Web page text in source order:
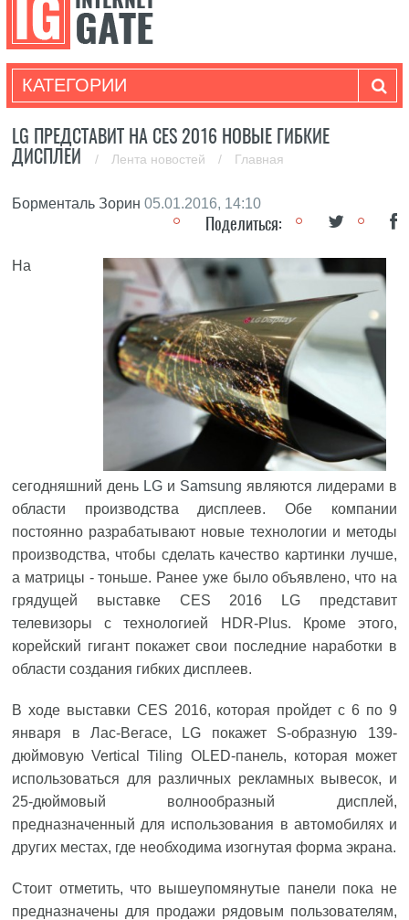
КАТЕГОРИИ
LG ПРЕДСТАВИТ НА CES 2016 НОВЫЕ ГИБКИЕ
ДИСПЛЕИ
/ Лента новостей / Главная
Борменталь Зорин 05.01.2016, 14:10
Поделиться:
На
сегодняшний день LG и Samsung являются лидерами в
области производства дисплеев. Обе компании
постоянно разрабатывают новые технологии и методы
производства, чтобы сделать качество картинки лучше,
а матрицы - тоньше. Ранее уже было объявлено, что на
грядущей выставке CES 2016 LG представит
телевизоры с технологией HDR-Plus. Кроме этого,
корейский гигант покажет свои последние наработки в
области создания гибких дисплеев.
В ходе выставки CES 2016, которая пройдет с 6 по 9
января в Лас-Вегасе, LG покажет S-образную 139-
дюймовую Vertical Tiling OLED-панель, которая может
использоваться для различных рекламных вывесок, и
25-дюймовый волнообразный дисплей,
предназначенный для использования в автомобилях и
других местах, где необходима изогнутая форма экрана.
Стоит отметить, что вышеупомянутые панели пока не
предназначены для продажи рядовым пользователям,